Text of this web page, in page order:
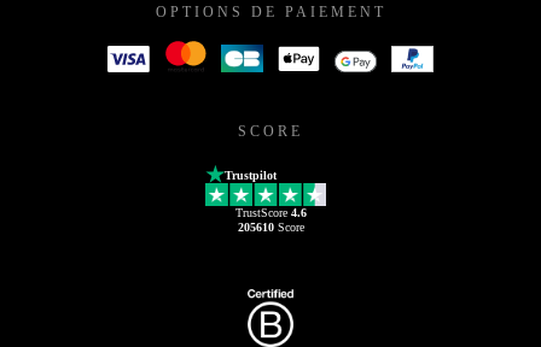
OPTIONS DE PAIEMENT
SCORE
Trustpilot
TrustScore 4.6
205610Score